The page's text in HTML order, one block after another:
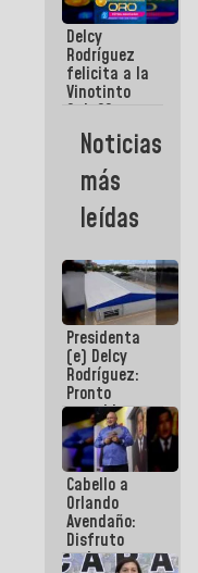
en el
Aeropuerto
Internacional
de
Maiquetía
Delcy
Rodríguez
felicita a la
Vinotinto
Sub 20
campeona
frente
México Sub
23 en los
Centroamericanos
Noticias
más
leídas
Presidenta
(e) Delcy
Rodríguez:
Pronto
restableceremos
las
operaciones
en el
Aeropuerto
Internacional
de
Maiquetía
Cabello a
Orlando
Avendaño:
Disfruto
cada vez